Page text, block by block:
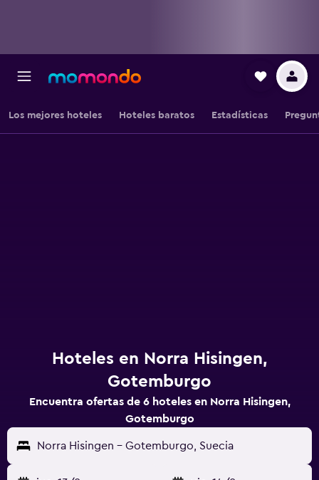
Los mejores hoteles Hoteles baratos Estadísticas
Hoteles en Norra Hisingen,
Gotemburgo
Encuentra ofertas de 6 hoteles en Norra Hisingen,
Gotemburgo
Norra Hisingen - Gotemburgo, Suecia